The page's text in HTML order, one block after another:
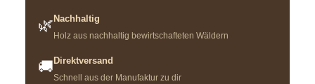
🌿 Nachhaltig
Holz aus nachhaltig bewirtschafteten Wäldern
🚚 Direktversand
Schnell aus der Manufaktur zu dir